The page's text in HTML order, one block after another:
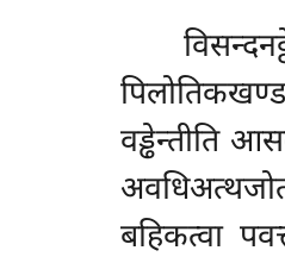
वड्ढेन्तीति
बहिकत्वा